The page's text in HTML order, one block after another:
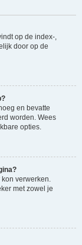
op de index-,
door op de
en bevatte
worden. Wees
opties.
verwerken.
met zowel je